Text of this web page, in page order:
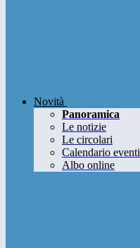
Novità
Panoramica
Le notizie
Le circolari
Calendario eventi
Albo online